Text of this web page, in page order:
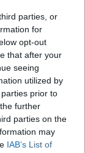
parties, or
for
opt-out
that after your
seeing
utilized by
prior to
further
parties on the
may
IAB’s List of
Novibet
Ανανέωση της
τους μέχρι το
δεικτών